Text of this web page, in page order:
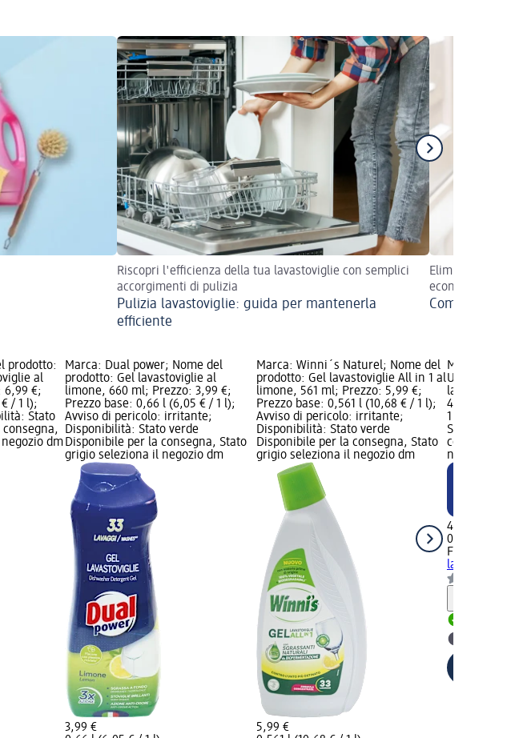
Riscopri l'efficienza della tua lavastoviglie con semplici
accorgimenti di pulizia
Pulizia lavastoviglie: guida per mantenerla
efficiente
Elimina
economico
Come pulire
prodotto:
al
6,99 €;
/ 1 l);
Stato
dm
Marca: Dual power; Nome del
prodotto: Gel lavastoviglie al
limone, 660 ml; Prezzo: 3,99 €;
Prezzo base: 0,66 l (6,05 € / 1 l);
Avviso di pericolo: irritante;
Disponibilità: Stato verde
Disponibile per la consegna, Stato
grigio seleziona il negozio dm
3,99 €
Marca: Winni´s Naturel; Nome del
prodotto: Gel lavastoviglie All in 1 al
limone, 561 ml; Prezzo: 5,99 €;
Prezzo base: 0,561 l (10,68 € / 1 l);
Avviso di pericolo: irritante;
Disponibilità: Stato verde
Disponibile per la consegna, Stato
grigio seleziona il negozio dm
5,99 €
Marca:
Ultimate
4,29 €;
1 l); Novità
Stato
consegna,
negozio dm
4,29 €
0,54 l (7,94
Finish